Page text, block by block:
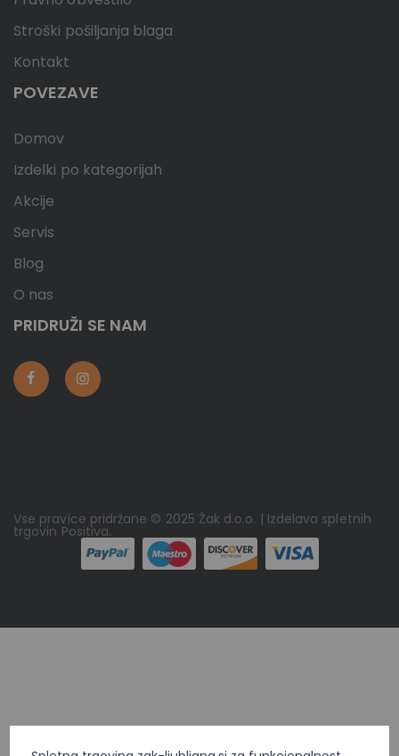
Stroški pošiljanja blaga
Kontakt
POVEZAVE
Domov
Izdelki po kategorijah
Akcije
Servis
Blog
O nas
PRIDRUŽI SE NAM
Vse pravice pridržane © 2025 Žak d.o.o. | Izdelava spletnih
trgovin Positiva.